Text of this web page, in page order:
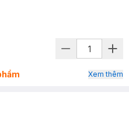
Xem thêm